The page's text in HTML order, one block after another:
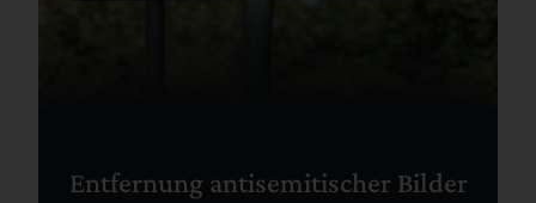
Entfernung antisemitischer Bilder